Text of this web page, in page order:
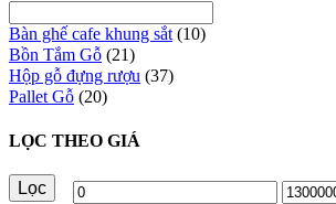
Bàn ghế cafe khung sắt (10)
Bồn Tắm Gỗ (21)
Hộp gỗ đựng rượu (37)
Pallet Gỗ (20)
LỌC THEO GIÁ
Giá Giá
Lọc